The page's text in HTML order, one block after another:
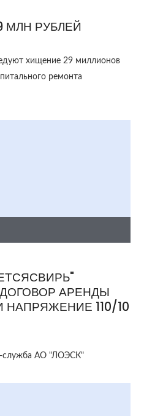
МЛН РУБЛЕЙ
хищение 29 миллионов
ремонта
АРЕНДЫ
110/10
служба АО "ЛОЭСК"